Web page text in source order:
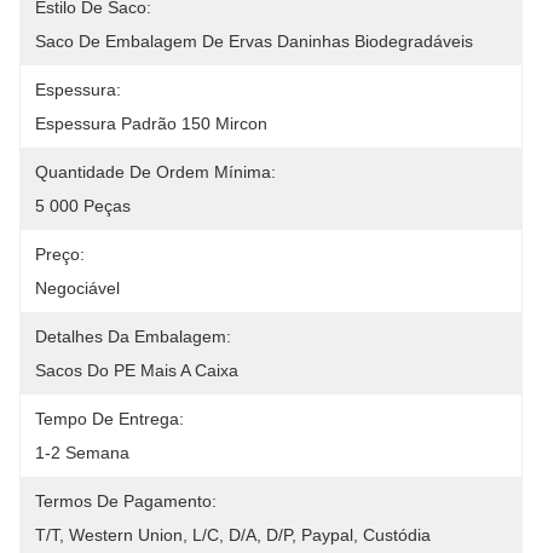
Estilo De Saco:
Saco De Embalagem De Ervas Daninhas Biodegradáveis
Espessura:
Espessura Padrão 150 Mircon
Quantidade De Ordem Mínima:
5 000 Peças
Preço:
Negociável
Detalhes Da Embalagem:
Sacos Do PE Mais A Caixa
Tempo De Entrega:
1-2 Semana
Termos De Pagamento:
T/T, Western Union, L/C, D/A, D/P, Paypal, Custódia